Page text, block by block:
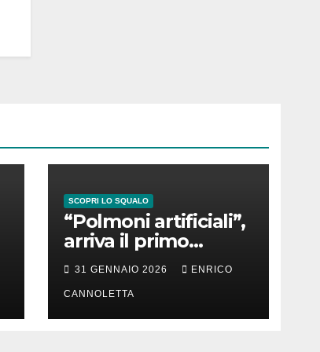
SCOPRI LO SQUALO
“Polmoni artificiali”,
arriva il primo
successo
31 GENNAIO 2026 ENRICO
CANNOLETTA